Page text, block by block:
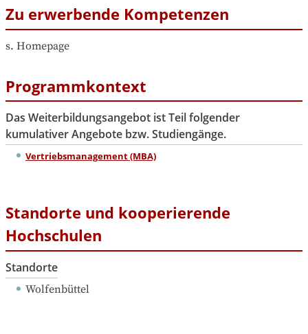
Zu erwerbende Kompetenzen
s. Homepage
Programmkontext
Das Weiterbildungsangebot ist Teil folgender
kumulativer Angebote bzw. Studiengänge.
Vertriebsmanagement (MBA)
Standorte und kooperierende
Hochschulen
Standorte
Wolfenbüttel